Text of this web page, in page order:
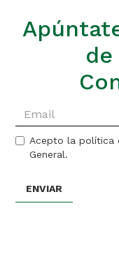
Acepto la política
General.